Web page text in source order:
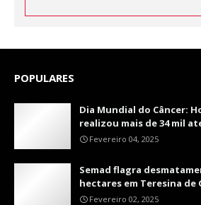
POPULARES
Dia Mundial do Câncer:
realizou mais de 34 mil
Fevereiro 04, 2025
Semad flagra
hectares em Teresina de
Fevereiro 02, 2025